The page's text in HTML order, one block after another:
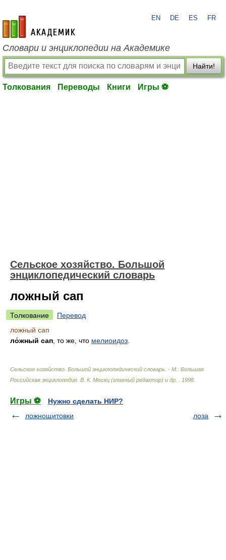
academic.ru
EN DE ES FR
Словари и энциклопедии на Академике
Найти!
Толкования Переводы Книги Игры ⚽
Сельское хозяйство. Большой
энциклопедический словарь
ложный сап
Толкование
Перевод
ложный сап
ло́жный сап , то же, что мелиоидоз
Сельское хозяйство. Большой энциклопедический словарь. - М.: Большая
Российская энциклопедия В. К. Месяц (главный редактор) и др. 1998
Игры ⚽
Нужно сделать НИР?
ложнощитовки
лоза